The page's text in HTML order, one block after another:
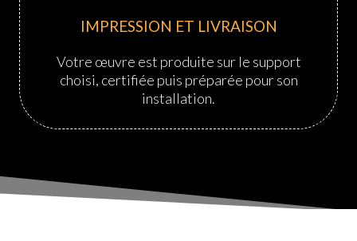
IMPRESSION ET LIVRAISON
Votre œuvre est produite sur le support
choisi, certifiée puis préparée pour son
installation.